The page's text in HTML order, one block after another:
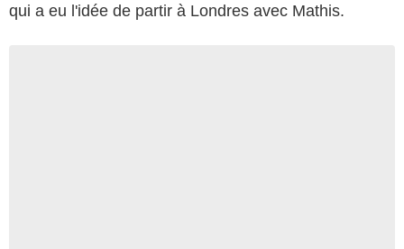
qui a eu l'idée de partir à Londres avec Mathis.